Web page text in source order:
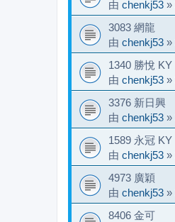
由 chenkj53 »
3083 網龍
由 chenkj53 »
1340 勝悅 KY
由 chenkj53 »
3376 新日興
由 chenkj53 »
1589 永冠 KY
由 chenkj53 »
4973 廣穎
由 chenkj53 »
8406 金可